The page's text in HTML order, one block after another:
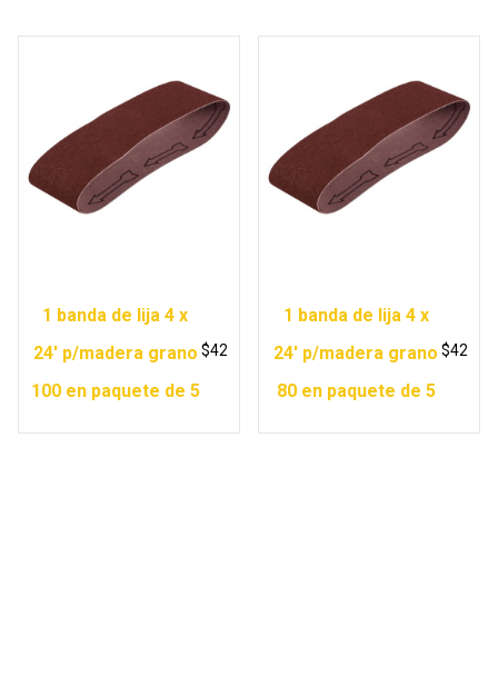
1 banda de lija 4 x
24′ p/madera grano
100 en paquete de 5
$42
1 banda de lija 4 x
24′ p/madera grano
80 en paquete de 5
$42